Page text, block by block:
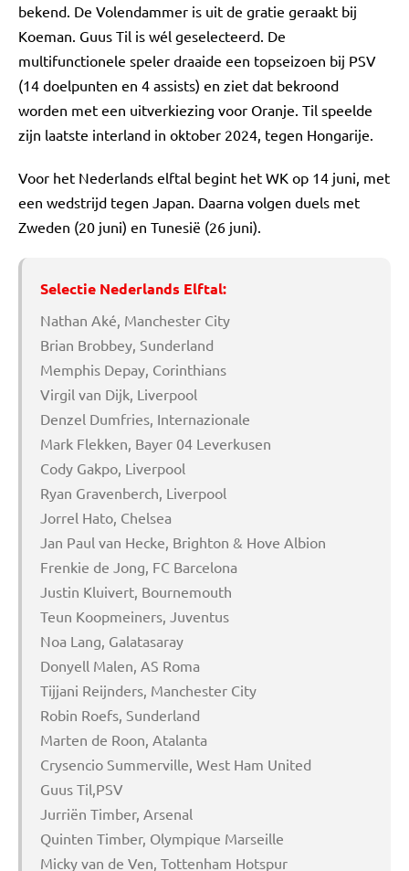
bekend. De Volendammer is uit de gratie geraakt bij
Koeman. Guus Til is wél geselecteerd. De
multifunctionele speler draaide een topseizoen bij PSV
(14 doelpunten en 4 assists) en ziet dat bekroond
worden met een uitverkiezing voor Oranje. Til speelde
zijn laatste interland in oktober 2024, tegen Hongarije.
Voor het Nederlands elftal begint het WK op 14 juni, met
een wedstrijd tegen Japan. Daarna volgen duels met
Zweden (20 juni) en Tunesië (26 juni).
Selectie Nederlands Elftal:
Nathan Aké, Manchester City
Brian Brobbey, Sunderland
Memphis Depay, Corinthians
Virgil van Dijk, Liverpool
Denzel Dumfries, Internazionale
Mark Flekken, Bayer 04 Leverkusen
Cody Gakpo, Liverpool
Ryan Gravenberch, Liverpool
Jorrel Hato, Chelsea
Jan Paul van Hecke, Brighton & Hove Albion
Frenkie de Jong, FC Barcelona
Justin Kluivert, Bournemouth
Teun Koopmeiners, Juventus
Noa Lang, Galatasaray
Donyell Malen, AS Roma
Tijjani Reijnders, Manchester City
Robin Roefs, Sunderland
Marten de Roon, Atalanta
Crysencio Summerville, West Ham United
Guus Til,PSV
Jurriën Timber, Arsenal
Quinten Timber, Olympique Marseille
Micky van de Ven, Tottenham Hotspur